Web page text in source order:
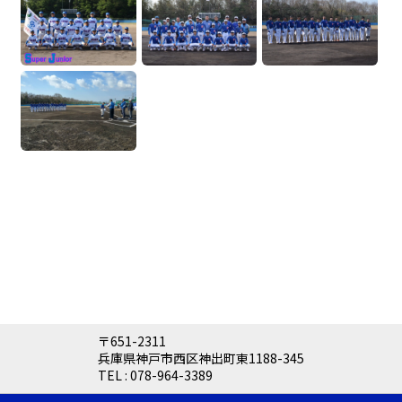
〒651-2311
兵庫県神戸市西区神出町東1188-345
TEL : 078-964-3389